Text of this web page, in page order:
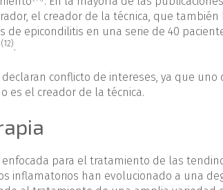
el creador de la técnica, que
de epicondilitis en una serie de 40
(12).
conflicto de intereses, ya que
es el creador de la técnica.
enfocada para el tratamiento de las
inflamatorios han evolucionado a una